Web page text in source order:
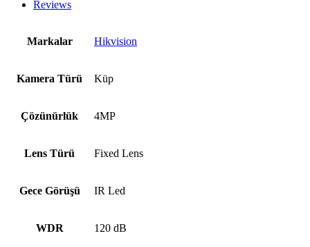
Reviews
Markalar Hikvision
Kamera Türü Küp
Çözünürlük 4MP
Lens Türü Fixed Lens
Gece Görüşü IR Led
WDR 120 dB